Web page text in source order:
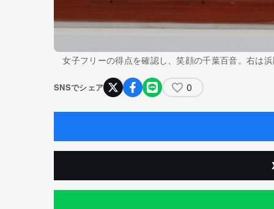
女子フリーの得点を確認し、笑顔の千葉百音。右は
SNSでシェア 0